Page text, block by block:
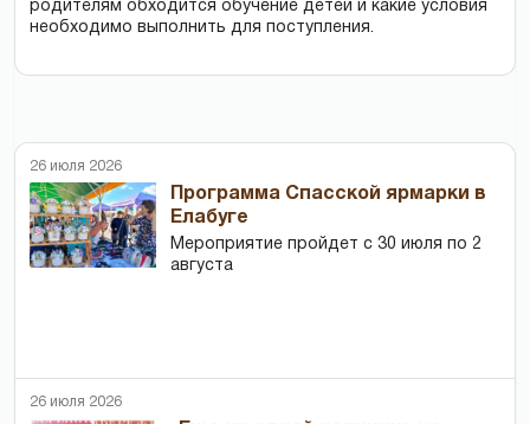
родителям обходится обучение детей и какие условия
необходимо выполнить для поступления.
26 июля 2026
Программа Спасской ярмарки в
Елабуге
Мероприятие пройдет с 30 июля по 2
августа
26 июля 2026